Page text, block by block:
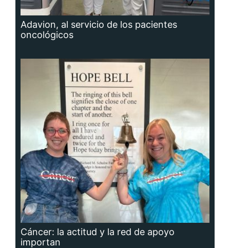
Adavion, al servicio de los pacientes
oncológicos
Cáncer: la actitud y la red de apoyo
importan